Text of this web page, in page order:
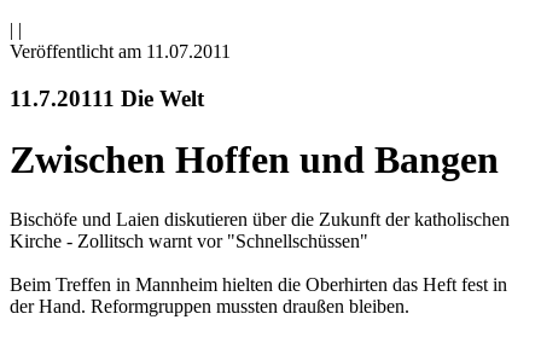
| |
Veröffentlicht am 11­.07.2011
11.7.20111 Die Welt
Zwischen Hoffen und Bangen
Bischöfe und Laien diskutieren über die Zukunft der katholischen
Kirche - Zollitsch warnt vor "Schnellschüssen"
Beim Treffen in Mannheim hielten die Oberhirten das Heft fest in
der Hand. Reformgruppen mussten draußen bleiben.